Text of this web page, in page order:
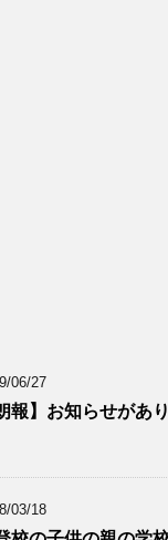
06/27
報】お知らせがあ
03/18